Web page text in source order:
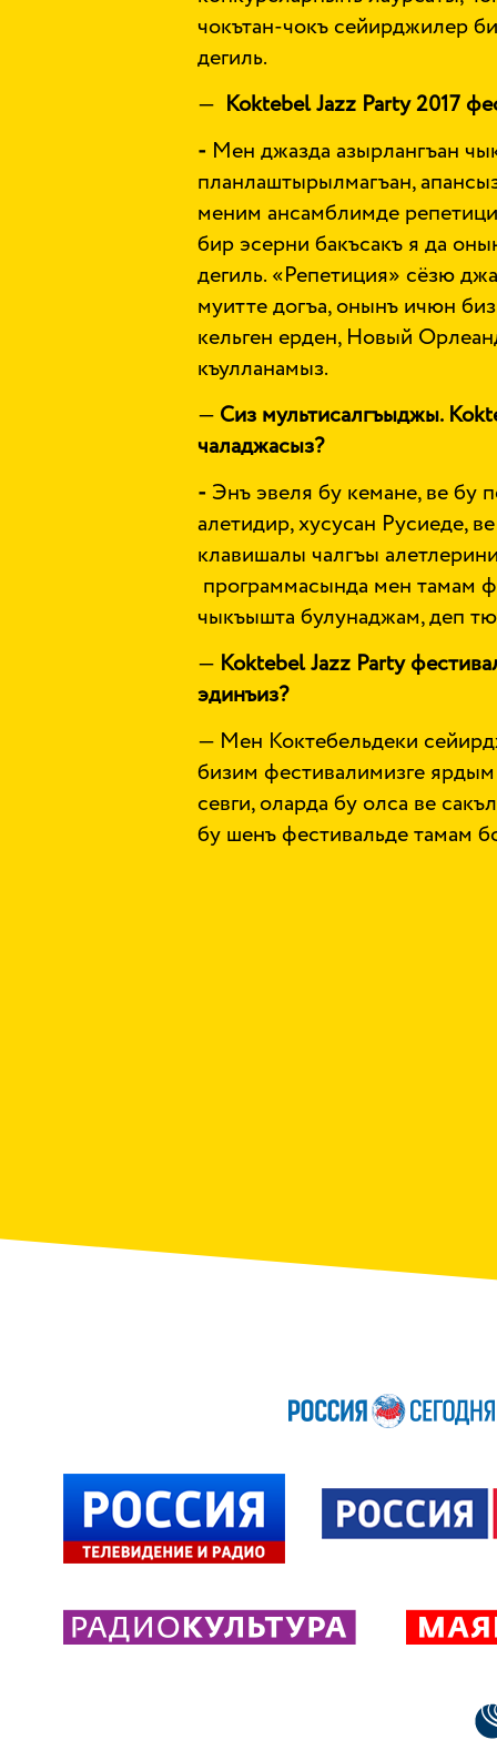
чокътан-чокъ сейирджилер
дегиль.
— Koktebel Jazz Party2017
- Мен джазда азырлангъан
планлаштырылмагъан,
меним ансамблимде
бир эсерни бакъсакъ я да
дегиль. «Репетиция» сёзю
муитте догъа, онынъ ичюн
кельген ерден, Новый
къулланамыз.
— Сиз мультисалгъыджы.
чаладжасыз?
- Энъ эвеля бу кемане, ве бу
алетидир, хусусан Русиеде,
клавишалы чалгъы
программасында мен тамам
чыкъышта булунаджам, деп
— Koktebel Jazz Party
эдинъиз?
— Мен Коктебельдеки
бизим фестивалимизге
севги, оларда бу олса ве
бу шенъ фестивальде тамам